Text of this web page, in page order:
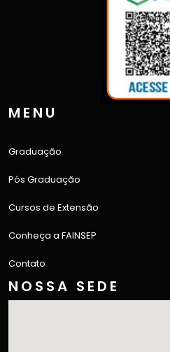
MENU
Graduação
Pós Graduação
Cursos de Extensão
Conheça a FAINSEP
Contato
NOSSA SEDE